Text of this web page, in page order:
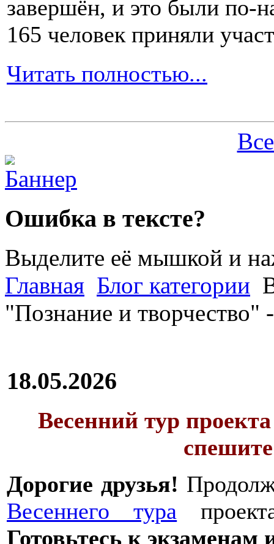
завершён, и это были по-
165 человек приняли
Читать полностью...
Ошибка в тексте?
Выделите её мышкой и
Главная Блог категории
"Познание и творчество"
18.05.2026
Весенний тур
Дорогие друзья!
Весеннего тура
Готовьтесь к